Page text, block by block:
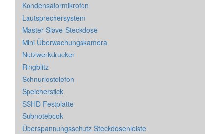
Kondensatormikrofon
Lautsprechersystem
Master-Slave-Steckdose
Mini Überwachungskamera
Netzwerkdrucker
Ringblitz
Schnurlostelefon
Speicherstick
SSHD Festplatte
Subnotebook
Überspannungsschutz Steckdosenleiste